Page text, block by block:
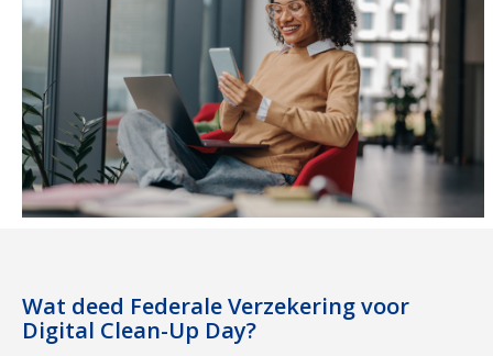
Wat deed Federale Verzekering voor
Digital Clean-Up Day?